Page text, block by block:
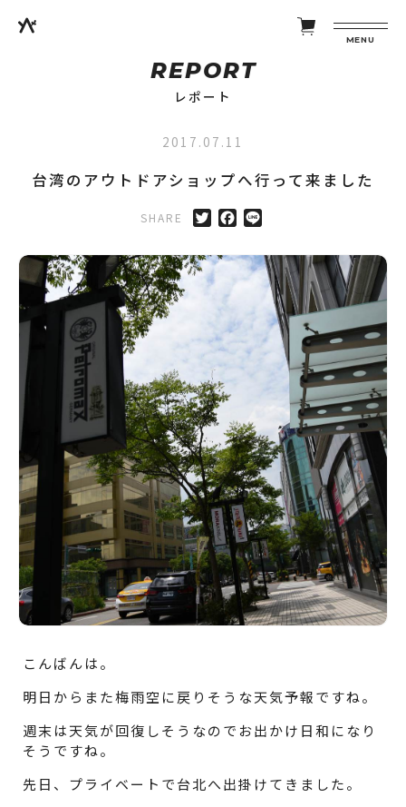
MENU
REPORT
レポート
2017.07.11
台湾のアウトドアショップへ行って来ました
SHARE
こんばんは。
明日からまた梅雨空に戻りそうな天気予報ですね。
週末は天気が回復しそうなのでお出かけ日和になり
そうですね。
先日、プライベートで台北へ出掛けてきました。